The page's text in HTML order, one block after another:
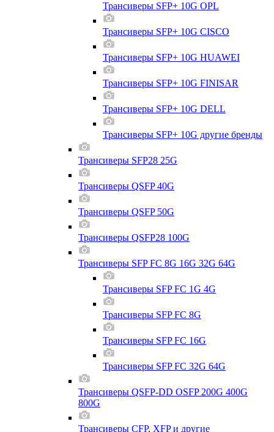
Трансиверы SFP+ 10G OPL
Трансиверы SFP+ 10G CISCO
Трансиверы SFP+ 10G HUAWEI
Трансиверы SFP+ 10G FINISAR
Трансиверы SFP+ 10G DELL
Трансиверы SFP+ 10G другие бренды
Трансиверы SFP28 25G
Трансиверы QSFP 40G
Трансиверы QSFP 50G
Трансиверы QSFP28 100G
Трансиверы SFP FC 8G 16G 32G 64G
Трансиверы SFP FC 1G 4G
Трансиверы SFP FC 8G
Трансиверы SFP FC 16G
Трансиверы SFP FC 32G 64G
Трансиверы QSFP-DD OSFP 200G 400G
800G
Трансиверы CFP, XFP и другие